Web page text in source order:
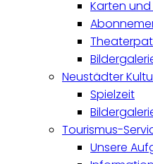
Karten und
Neustädter
Spielzeit
Tourismus-
Unsere